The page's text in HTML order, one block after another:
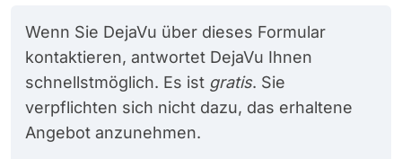
Wenn Sie DejaVu über dieses Formular
kontaktieren, antwortet DejaVu Ihnen
schnellstmöglich. Es ist gratis. Sie
verpflichten sich nicht dazu, das erhaltene
Angebot anzunehmen.